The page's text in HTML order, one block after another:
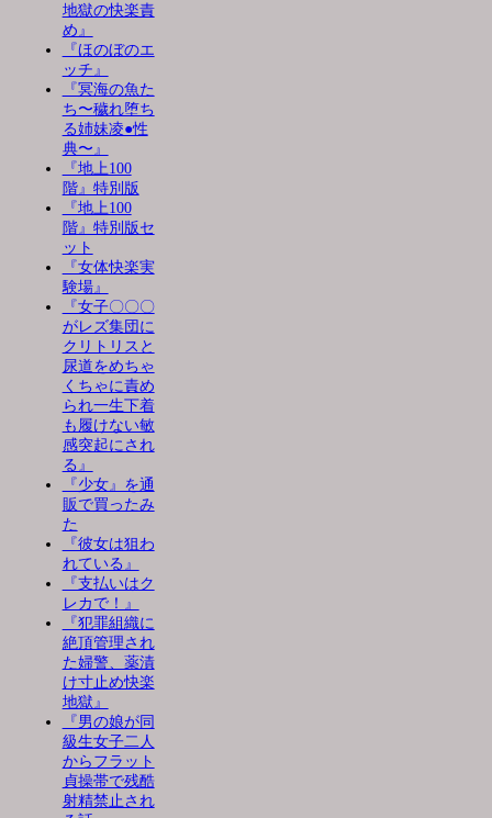
地獄の快楽責
め』
『ほのぼのエ
ッチ』
『冥海の魚た
ち〜穢れ堕ち
る姉妹凌●性
典〜』
『地上100
階』特別版
『地上100
階』特別版セ
ット
『女体快楽実
験場』
『女子〇〇〇
がレズ集団に
クリトリスと
尿道をめちゃ
くちゃに責め
られ一生下着
も履けない敏
感突起にされ
る』
『少女』を通
販で買ったみ
た
『彼女は狙わ
れている』
『支払いはク
レカで！』
『犯罪組織に
絶頂管理され
た婦警、薬漬
け寸止め快楽
地獄』
『男の娘が同
級生女子二人
からフラット
貞操帯で残酷
射精禁止され